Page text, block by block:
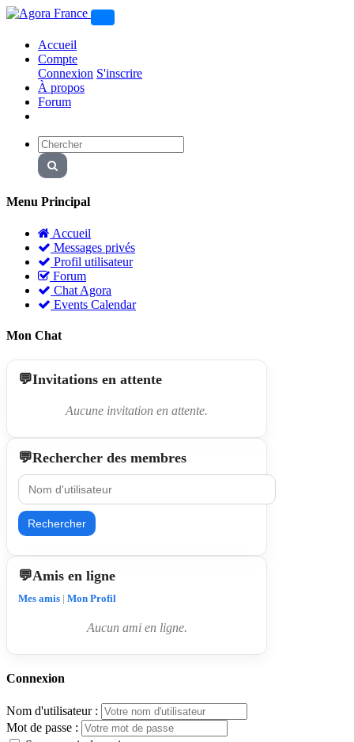
Accueil
Compte
Connexion S'inscrire
À propos
Forum
Menu Principal
Accueil
Messages privés
Profil utilisateur
Forum
Chat Agora
Events Calendar
Mon Chat
Invitations en attente
Aucune invitation en attente.
Rechercher des membres
Rechercher
Amis en ligne
Mes amis | Mon Profil
Aucun ami en ligne.
Connexion
Nom d'utilisateur :
Mot de passe :